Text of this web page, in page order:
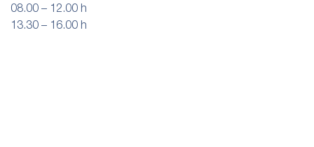
08.00 – 12.00 h
13.30 – 16.00 h